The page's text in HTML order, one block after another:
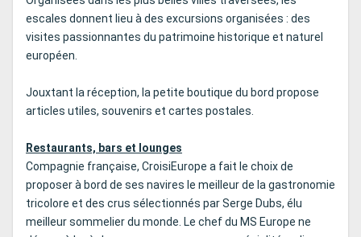
escales donnent lieu à des excursions organisées : des
visites passionnantes du patrimoine historique et naturel
européen.
Jouxtant la réception, la petite boutique du bord propose
articles utiles, souvenirs et cartes postales.
Restaurants, bars et lounges
Compagnie française, CroisiEurope a fait le choix de
proposer à bord de ses navires le meilleur de la gastronomie
tricolore et des crus sélectionnés par Serge Dubs, élu
meilleur sommelier du monde. Le chef du MS Europe ne